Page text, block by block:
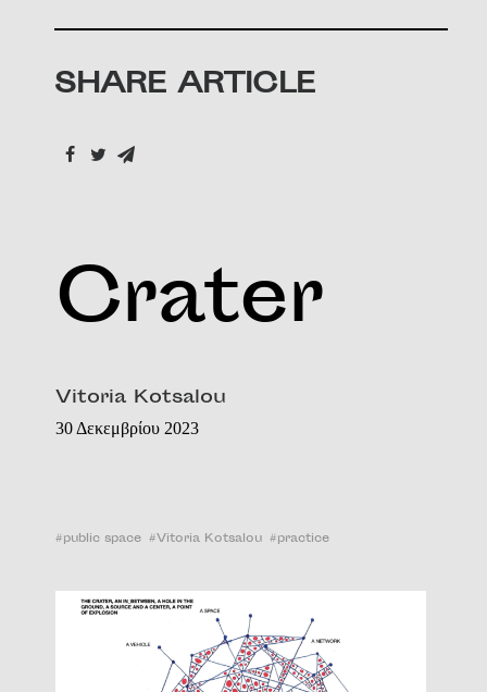
SHARE ARTICLE
Crater
Vitoria Kotsalou
30 Δεκεμβρίου 2023
#public space #Vitoria Kotsalou #practice